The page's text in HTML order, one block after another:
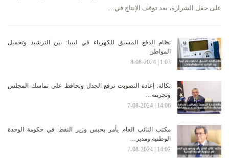
على حقل الشرارة، بعد توقف الإنتاج في…
نظام الدفع المسبق للكهرباء في ليبيا: بين الترشيد وتحميل
المواطن
1:03 | 8-08-2024
تكالة: إعادة التصويت ترفع الجدل وتحافظ على تماسك المجلس
وتجربته…
14:06 | 7-08-2024
مكتب النائب العام يأمر بحبس وزير النفط في حكومة الوحدة
الوطنية ومدير…
14:02 | 7-08-2024